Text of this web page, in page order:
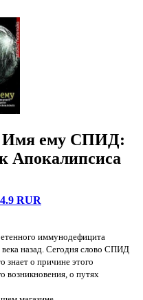
Имя ему СПИД:
Апокалипсиса
RUR
иммунодефицита
назад. Сегодня слово СПИД
знает о причине этого
возникновения, о путях